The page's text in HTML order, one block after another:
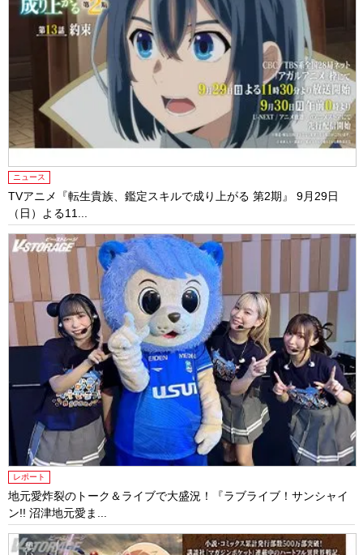
ニュース
TVアニメ『転生貴族、鑑定スキルで成り上がる 第2期』 9月29日
（日）よる11...
レポート
地元愛炸裂のトーク＆ライブで大盛況！『ラブライブ！サンシャイ
ン!! 沼津地元愛ま...